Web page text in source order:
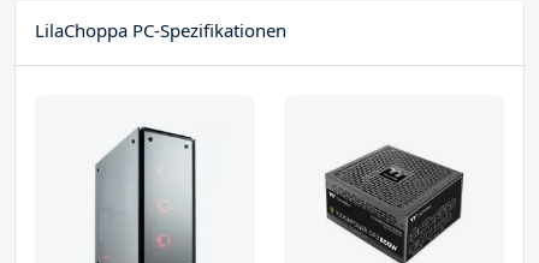
LilaChoppa PC-Spezifikationen